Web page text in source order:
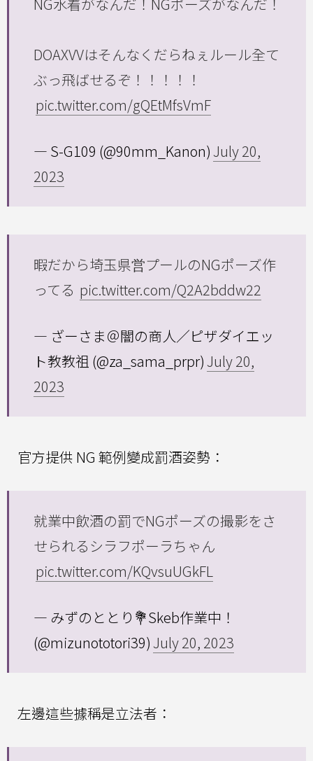
NG水着がなんだ！NGポーズがなんだ！
DOAXVVはそんなくだらねぇルール全て
ぶっ飛ばせるぞ！！！！！
pic.twitter.com/gQEtMfsVmF
— S-G109 (@90mm_Kanon) July 20,
2023
暇だから埼玉県営プールのNGポーズ作
ってる pic.twitter.com/Q2A2bddw22
— ざーさま＠闇の商人／ピザダイエッ
ト教教祖 (@za_sama_prpr) July 20,
2023
官方提供 NG 範例變成罰酒姿勢：
就業中飲酒の罰でNGポーズの撮影をさ
せられるシラフポーラちゃん
pic.twitter.com/KQvsuUGkFL
— みずのととり💐Skeb作業中！
(@mizunototori39) July 20, 2023
左邊這些據稱是立法者：